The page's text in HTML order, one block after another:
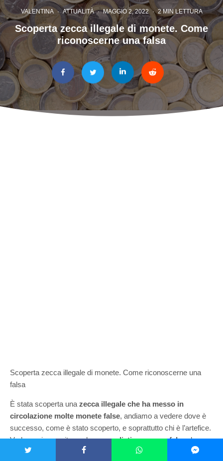
VALENTINA · ATTUALITÀ · MAGGIO 2, 2022 · 2 MIN LETTURA
Scoperta zecca illegale di monete. Come
riconoscerne una falsa
Scoperta zecca illegale di monete. Come riconoscerne una
falsa
È stata scoperta una zecca illegale che ha messo in
circolazione molte monete false, andiamo a vedere dove è
successo, come è stato scoperto, e soprattutto chi è l’artefice.
Vedremo in seguito anchecome distinguere un falsoda
quelle di corso legale